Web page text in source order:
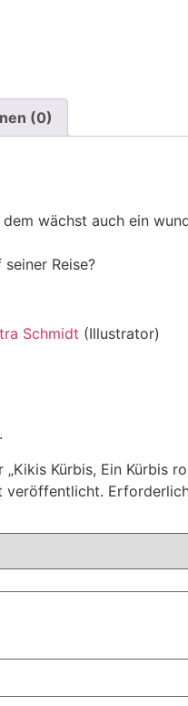
(0)
wächst auch ein
Reise?
Schmidt (Illustrator)
Kürbis, Ein Kürbis
veröffentlicht.